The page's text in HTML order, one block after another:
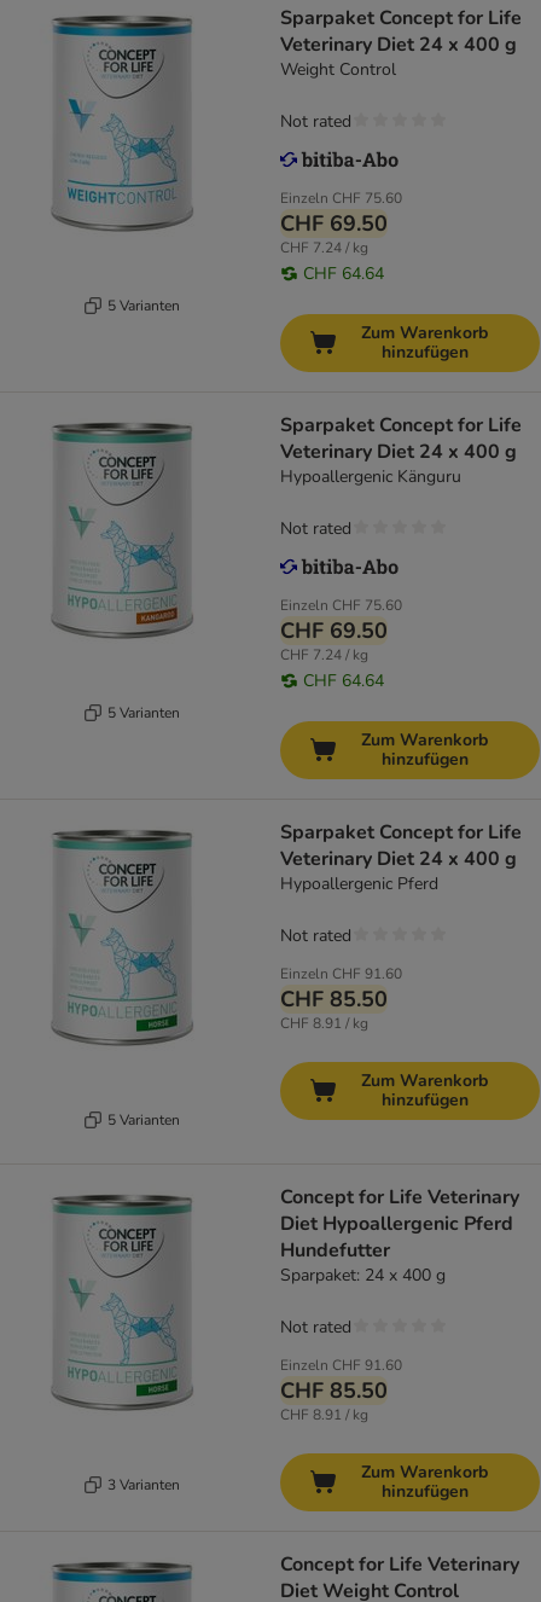
5 Varianten
Sparpaket Concept for Life
Veterinary Diet 24 x 400 g
Weight Control
Einzeln CHF 75.60
CHF 69.50
CHF 7.24 / kg
CHF 64.64
Not rated
Zum Warenkorb
hinzufügen
5 Varianten
Sparpaket Concept for Life
Veterinary Diet 24 x 400 g
Hypoallergenic Känguru
Einzeln CHF 75.60
CHF 69.50
CHF 7.24 / kg
CHF 64.64
Not rated
Zum Warenkorb
hinzufügen
5 Varianten
Sparpaket Concept for Life
Veterinary Diet 24 x 400 g
Hypoallergenic Pferd
Einzeln CHF 91.60
CHF 85.50
CHF 8.91 / kg
Not rated
Zum Warenkorb
hinzufügen
3 Varianten
Concept for Life Veterinary
Diet Hypoallergenic Pferd
Hundefutter
Sparpaket: 24 x 400 g
Einzeln CHF 91.60
CHF 85.50
CHF 8.91 / kg
Not rated
Zum Warenkorb
hinzufügen
Concept for Life Veterinary
Diet Weight Control